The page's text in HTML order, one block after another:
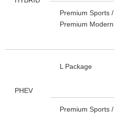
Premium Sports /
Premium Modern
PHEV
L Package
Premium Sports /